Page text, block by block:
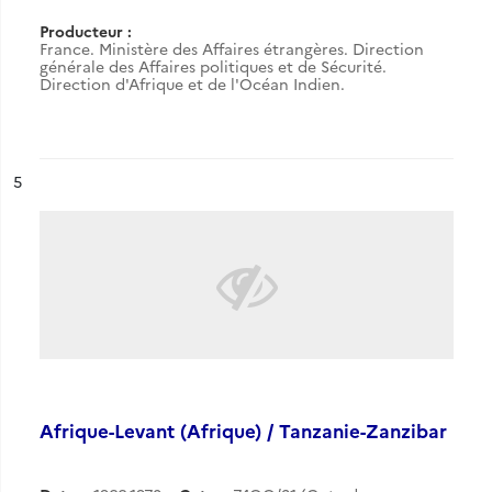
Producteur :
France. Ministère des Affaires étrangères. Direction
générale des Affaires politiques et de Sécurité.
Direction d'Afrique et de l'Océan Indien.
n°
5
Afrique-Levant (Afrique) / Tanzanie-Zanzibar